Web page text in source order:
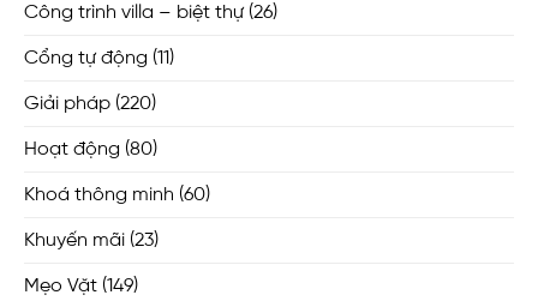
Công trình villa – biệt thự(26)
Cổng tự động (11)
Giải pháp (220)
Hoạt động (80)
Khoá thông minh (60)
Khuyến mãi (23)
Mẹo Vặt (149)